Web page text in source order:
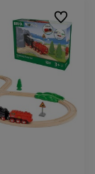
Do